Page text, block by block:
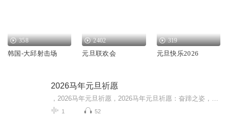
358
韩国-大邱射击场
2402
元旦联欢会
319
元旦快乐2026
2026马年元旦祈愿
1 52